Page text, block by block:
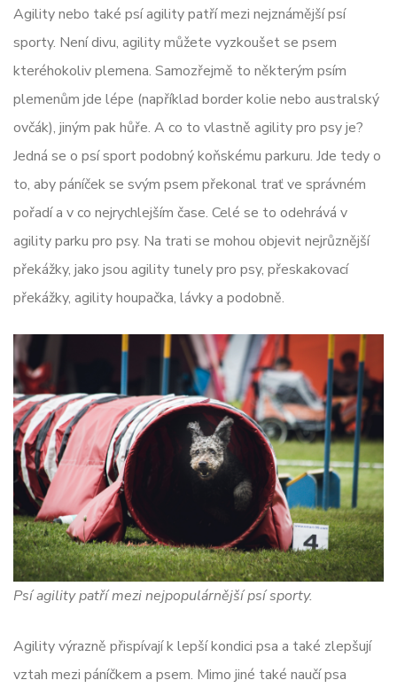
Agility nebo také psí agility patří mezi nejznámější psí
sporty. Není divu, agility můžete vyzkoušet se psem
kteréhokoliv plemena. Samozřejmě to některým psím
plemenům jde lépe (například border kolie nebo australský
ovčák), jiným pak hůře. A co to vlastně agility pro psy je?
Jedná se o psí sport podobný koňskému parkuru. Jde tedy o
to, aby páníček se svým psem překonal trať ve správném
pořadí a v co nejrychlejším čase. Celé se to odehrává v
agility parku pro psy. Na trati se mohou objevit nejrůznější
překážky, jako jsou agility tunely pro psy, přeskakovací
překážky, agility houpačka, lávky a podobně.
Psí agility patří mezi nejpopulárnější psí sporty.
Agility výrazně přispívají k lepší kondici psa a také zlepšují
vztah mezi páníčkem a psem. Mimo jiné také naučí psa